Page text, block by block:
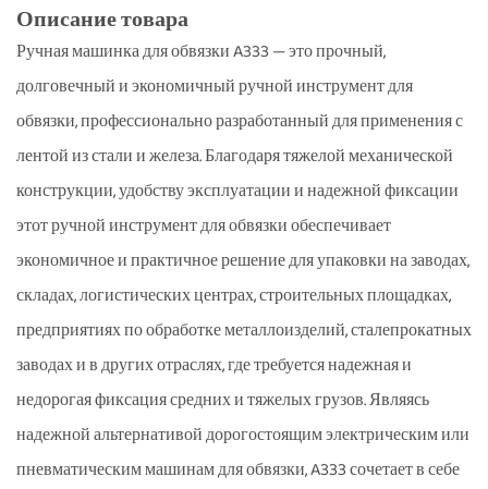
Описание товара
Ручная машинка для обвязки A333 — это прочный,
долговечный и экономичный ручной инструмент для
обвязки, профессионально разработанный для применения с
лентой из стали и железа. Благодаря тяжелой механической
конструкции, удобству эксплуатации и надежной фиксации
этот ручной инструмент для обвязки обеспечивает
экономичное и практичное решение для упаковки на заводах,
складах, логистических центрах, строительных площадках,
предприятиях по обработке металлоизделий, сталепрокатных
заводах и в других отраслях, где требуется надежная и
недорогая фиксация средних и тяжелых грузов. Являясь
надежной альтернативой дорогостоящим электрическим или
пневматическим машинам для обвязки, A333 сочетает в себе